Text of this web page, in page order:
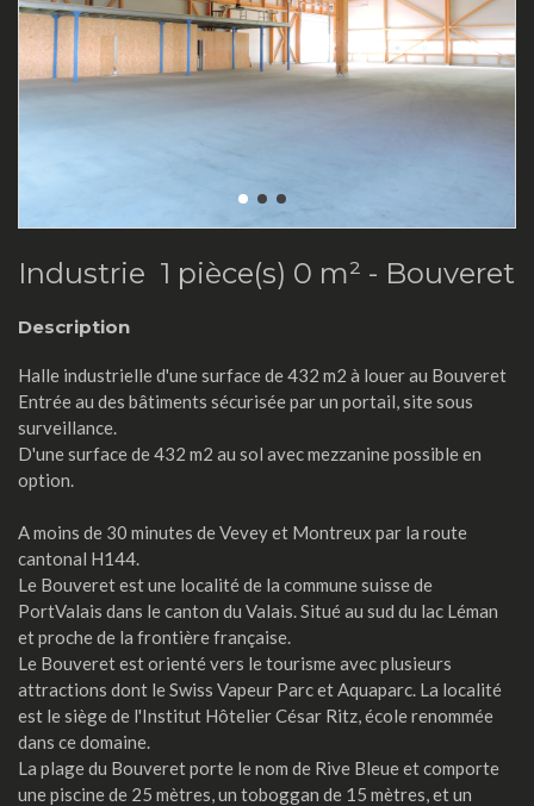
Industrie 1 pièce(s) 0 m² - Bouveret
Description
Halle industrielle d'une surface de 432 m2 à louer au Bouveret
Entrée au des bâtiments sécurisée par un portail, site sous
surveillance.
D'une surface de 432 m2 au sol avec mezzanine possible en
option.
A moins de 30 minutes de Vevey et Montreux par la route
cantonal H144.
Le Bouveret est une localité de la commune suisse de
PortValais dans le canton du Valais. Situé au sud du lac Léman
et proche de la frontière française.
Le Bouveret est orienté vers le tourisme avec plusieurs
attractions dont le Swiss Vapeur Parc et Aquaparc. La localité
est le siège de l'Institut Hôtelier César Ritz, école renommée
dans ce domaine.
La plage du Bouveret porte le nom de Rive Bleue et comporte
une piscine de 25 mètres, un toboggan de 15 mètres, et un